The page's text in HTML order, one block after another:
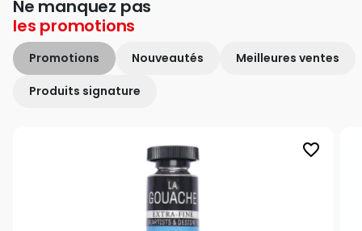
Ne manquez pas
les promotions
Promotions Nouveautés Meilleures ventes
Produits signature
favorite_border